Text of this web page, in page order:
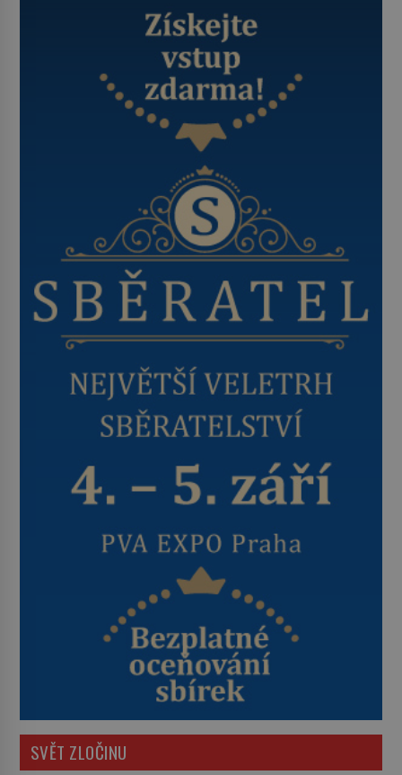
SVĚT ZLOČINU